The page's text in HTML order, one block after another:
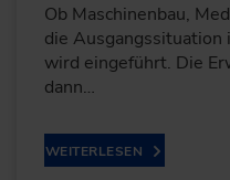
Ob Maschinenbau,
die Ausgangssituation
wird eingeführt. Die
dann…
WEITERLESEN